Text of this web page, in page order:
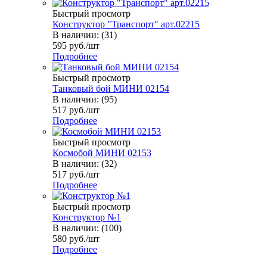
Быстрый просмотр
Конструктор "Транспорт" арт.02215
В наличии: (31)
595 руб./шт
Подробнее
Быстрый просмотр
Танковый бой МИНИ 02154
В наличии: (95)
517 руб./шт
Подробнее
Быстрый просмотр
Космобой МИНИ 02153
В наличии: (32)
517 руб./шт
Подробнее
Быстрый просмотр
Конструктор №1
В наличии: (100)
580 руб./шт
Подробнее